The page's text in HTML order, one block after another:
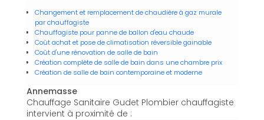
Changement et remplacement de chaudière à gaz murale
par chauffagiste
Chauffagiste pour panne de ballon d'eau chaude
Coût achat et pose de climatisation réversible gainable
Coût d'une rénovation de salle de bain
Création complète de salle de bain dans une chambre prix
Création de salle de bain contemporaine et moderne
Annemasse
Chauffage Sanitaire Gudet Plombier chauffagiste
intervient à proximité de :